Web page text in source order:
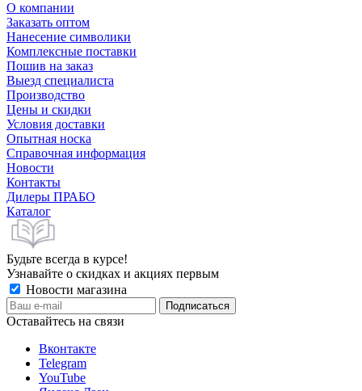
О компании
Заказать оптом
Нанесение символики
Комплексные поставки
Пошив на заказ
Выезд специалиста
Производство
Цены и скидки
Условия доставки
Опытная носка
Справочная информация
Новости
Контакты
Дилеры ПРАБО
Каталог
Будьте всегда в курсе!
Узнавайте о скидках и акциях первым
Новости магазина
Оставайтесь на связи
Вконтакте
Telegram
YouTube